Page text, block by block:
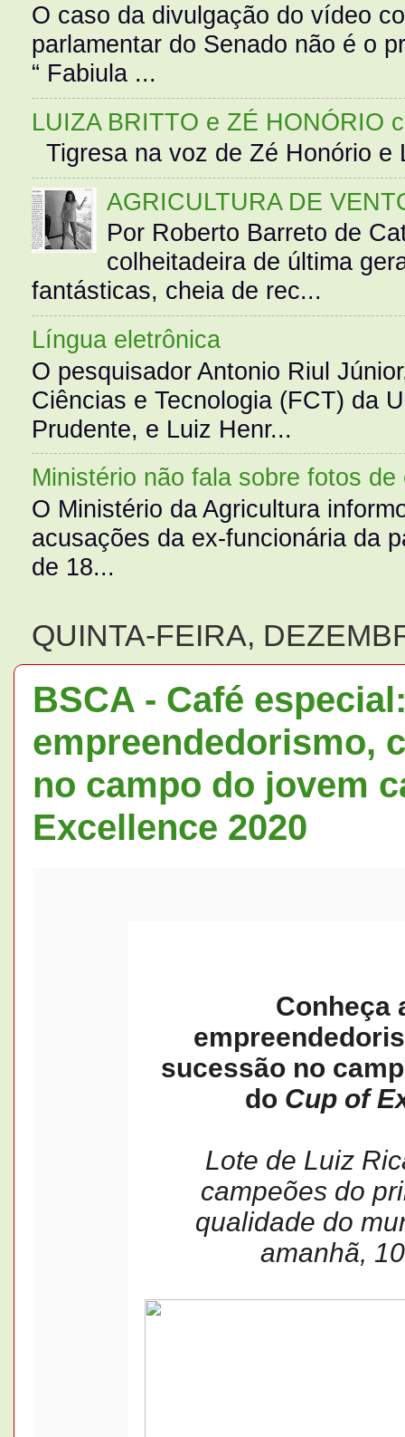
O caso da divulgação do vídeo
parlamentar do Senado não é o
“ Fabiula ...
LUIZA BRITTO e ZÉ HONÓRIO
Tigresa na voz de Zé Honório
AGRICULTURA DE
Por Roberto Barreto de
colheitadeira de última
fantásticas, cheia de rec...
Língua eletrônica
O pesquisador Antonio Riul
Ciências e Tecnologia (FCT) da
Prudente, e Luiz Henr...
Ministério não fala sobre fotos de
O Ministério da Agricultura
acusações da ex-funcionária da
de 18...
QUINTA-FEIRA,
BSCA - Café
empreendedorismo,
no campo do jovem
Excellence 2020
Conheça
sucessão no
do Cup of
Lote de Luiz
campeões do
qualidade do
amanhã,